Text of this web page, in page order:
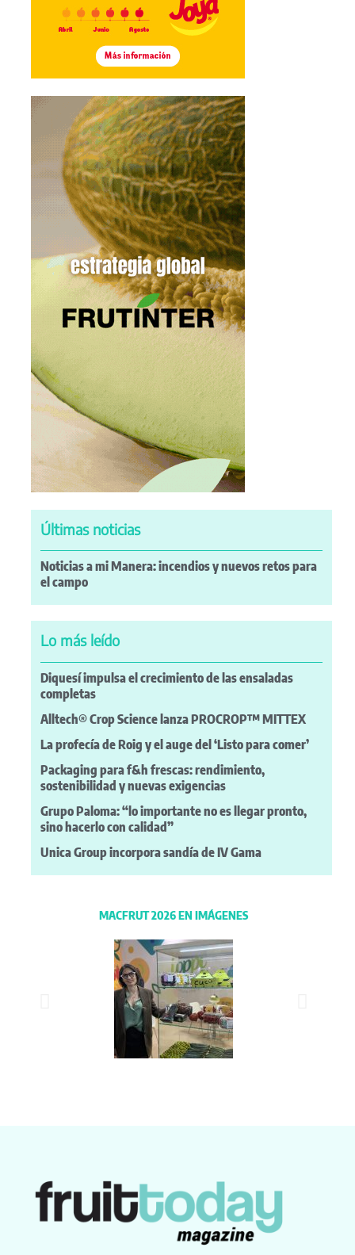
Últimas noticias
Noticias a mi Manera: incendios y nuevos retos para
el campo
Lo más leído
Diquesí impulsa el crecimiento de las ensaladas
completas
Alltech® Crop Science lanza PROCROP™ MITTEX
La profecía de Roig y el auge del ‘Listo para comer’
Packaging para f&h frescas: rendimiento,
sostenibilidad y nuevas exigencias
Grupo Paloma: “lo importante no es llegar pronto,
sino hacerlo con calidad”
Unica Group incorpora sandía de IV Gama
MACFRUT 2026 EN IMÁGENES